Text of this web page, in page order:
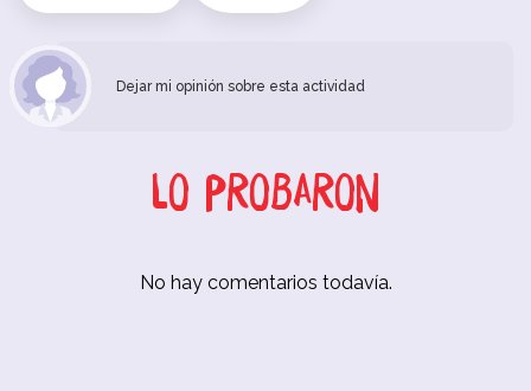
Dejar mi opinión sobre esta actividad
Lo probaron
No hay comentarios todavía.